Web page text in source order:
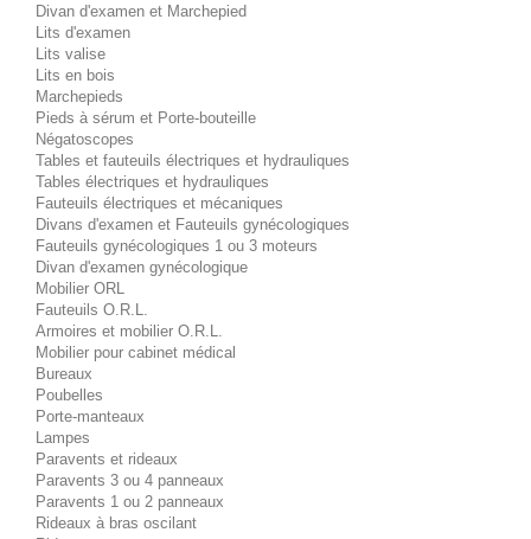
Divan d'examen et Marchepied
Lits d'examen
Lits valise
Lits en bois
Marchepieds
Pieds à sérum et Porte-bouteille
Négatoscopes
Tables et fauteuils électriques et hydrauliques
Tables électriques et hydrauliques
Fauteuils électriques et mécaniques
Divans d'examen et Fauteuils gynécologiques
Fauteuils gynécologiques 1 ou 3 moteurs
Divan d'examen gynécologique
Mobilier ORL
Fauteuils O.R.L.
Armoires et mobilier O.R.L.
Mobilier pour cabinet médical
Bureaux
Poubelles
Porte-manteaux
Lampes
Paravents et rideaux
Paravents 3 ou 4 panneaux
Paravents 1 ou 2 panneaux
Rideaux à bras oscilant